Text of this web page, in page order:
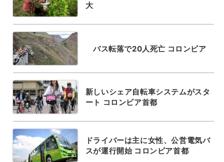
大
バス転落で20人死亡 コロンビア
新しいシェア自転車システムがスタ
ート コロンビア首都
ドライバーは主に女性、公営電気バ
スが運行開始 コロンビア首都